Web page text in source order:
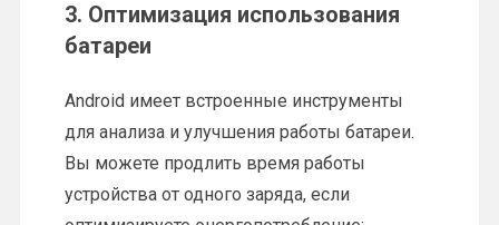
3. Оптимизация использования
батареи
Android имеет встроенные инструменты
для анализа и улучшения работы батареи.
Вы можете продлить время работы
устройства от одного заряда, если